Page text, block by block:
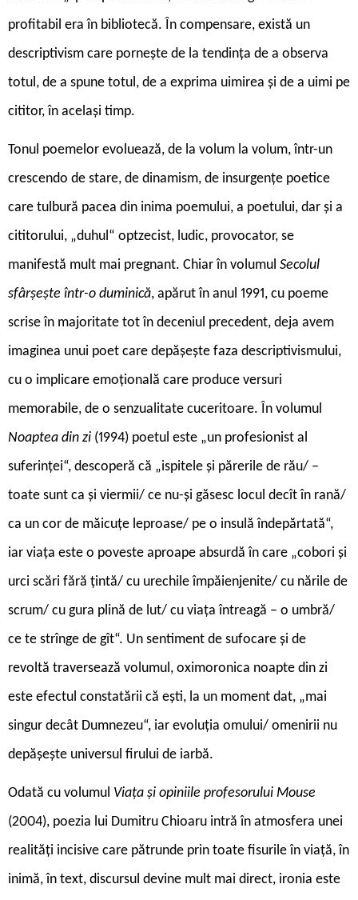
profitabil era în bibliotecă. În compensare, există un
descriptivism care pornește de la tendința de a observa
totul, de a spune totul, de a exprima uimirea și de a uimi pe
cititor, în același timp.
Tonul poemelor evoluează, de la volum la volum, într-un
crescendo de stare, de dinamism, de insurgențe poetice
care tulbură pacea din inima poemului, a poetului, dar și a
cititorului, „duhul“ optzecist, ludic, provocator, se
manifestă mult mai pregnant. Chiar în volumul Secolul
sfârșește într-o duminică, apărut în anul 1991, cu poeme
scrise în majoritate tot în deceniul precedent, deja avem
imaginea unui poet care depășește faza descriptivismului,
cu o implicare emoțională care produce versuri
memorabile, de o senzualitate cuceritoare. În volumul
Noaptea din zi (1994) poetul este „un profesionist al
suferinței“, descoperă că „ispitele și părerile de rău/ –
toate sunt ca și viermii/ ce nu-și găsesc locul decît în rană/
ca un cor de măicuțe leproase/ pe o insulă îndepărtată“,
iar viața este o poveste aproape absurdă în care „cobori și
urci scări fără țintă/ cu urechile împăienjenite/ cu nările de
scrum/ cu gura plină de lut/ cu viața întreagă – o umbră/
ce te strînge de gît“. Un sentiment de sufocare și de
revoltă traversează volumul, oximoronica noapte din zi
este efectul constatării că ești, la un moment dat, „mai
singur decât Dumnezeu“, iar evoluția omului/ omenirii nu
depășește universul firului de iarbă.
Odată cu volumul Viața și opiniile profesorului Mouse
(2004), poezia lui Dumitru Chioaru intră în atmosfera unei
realități incisive care pătrunde prin toate fisurile în viață, în
inimă, în text, discursul devine mult mai direct, ironia este